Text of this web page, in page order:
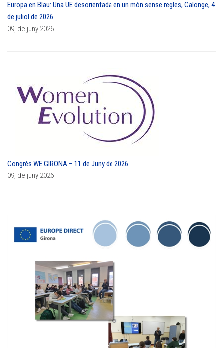
Europa en Blau: Una UE desorientada en un món sense regles, Calonge, 4
de juliol de 2026
09, de juny 2026
Congrés WE GIRONA – 11 de Juny de 2026
09, de juny 2026